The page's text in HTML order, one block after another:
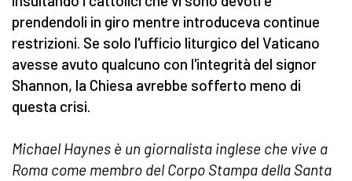
prendendoli in giro mentre introduceva continue
restrizioni. Se solo l'ufficio liturgico del Vaticano
avesse avuto qualcuno con l'integrità del signor
Shannon, la Chiesa avrebbe sofferto meno di
questa crisi.
Michael Haynes è un giornalista inglese che vive a
Roma come membro del Corpo Stampa della Santa